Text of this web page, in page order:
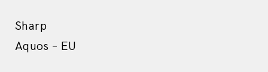
Sharp
Aquos – EU